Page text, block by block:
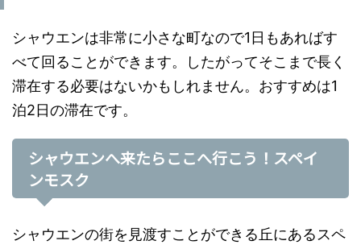
シャウエンは非常に小さな町なので1日もあればす
べて回ることができます。したがってそこまで長く
滞在する必要はないかもしれません。おすすめは1
泊2日の滞在です。
シャウエンへ来たらここへ行こう！スペイ
ンモスク
シャウエンの街を見渡すことができる丘にあるスペ